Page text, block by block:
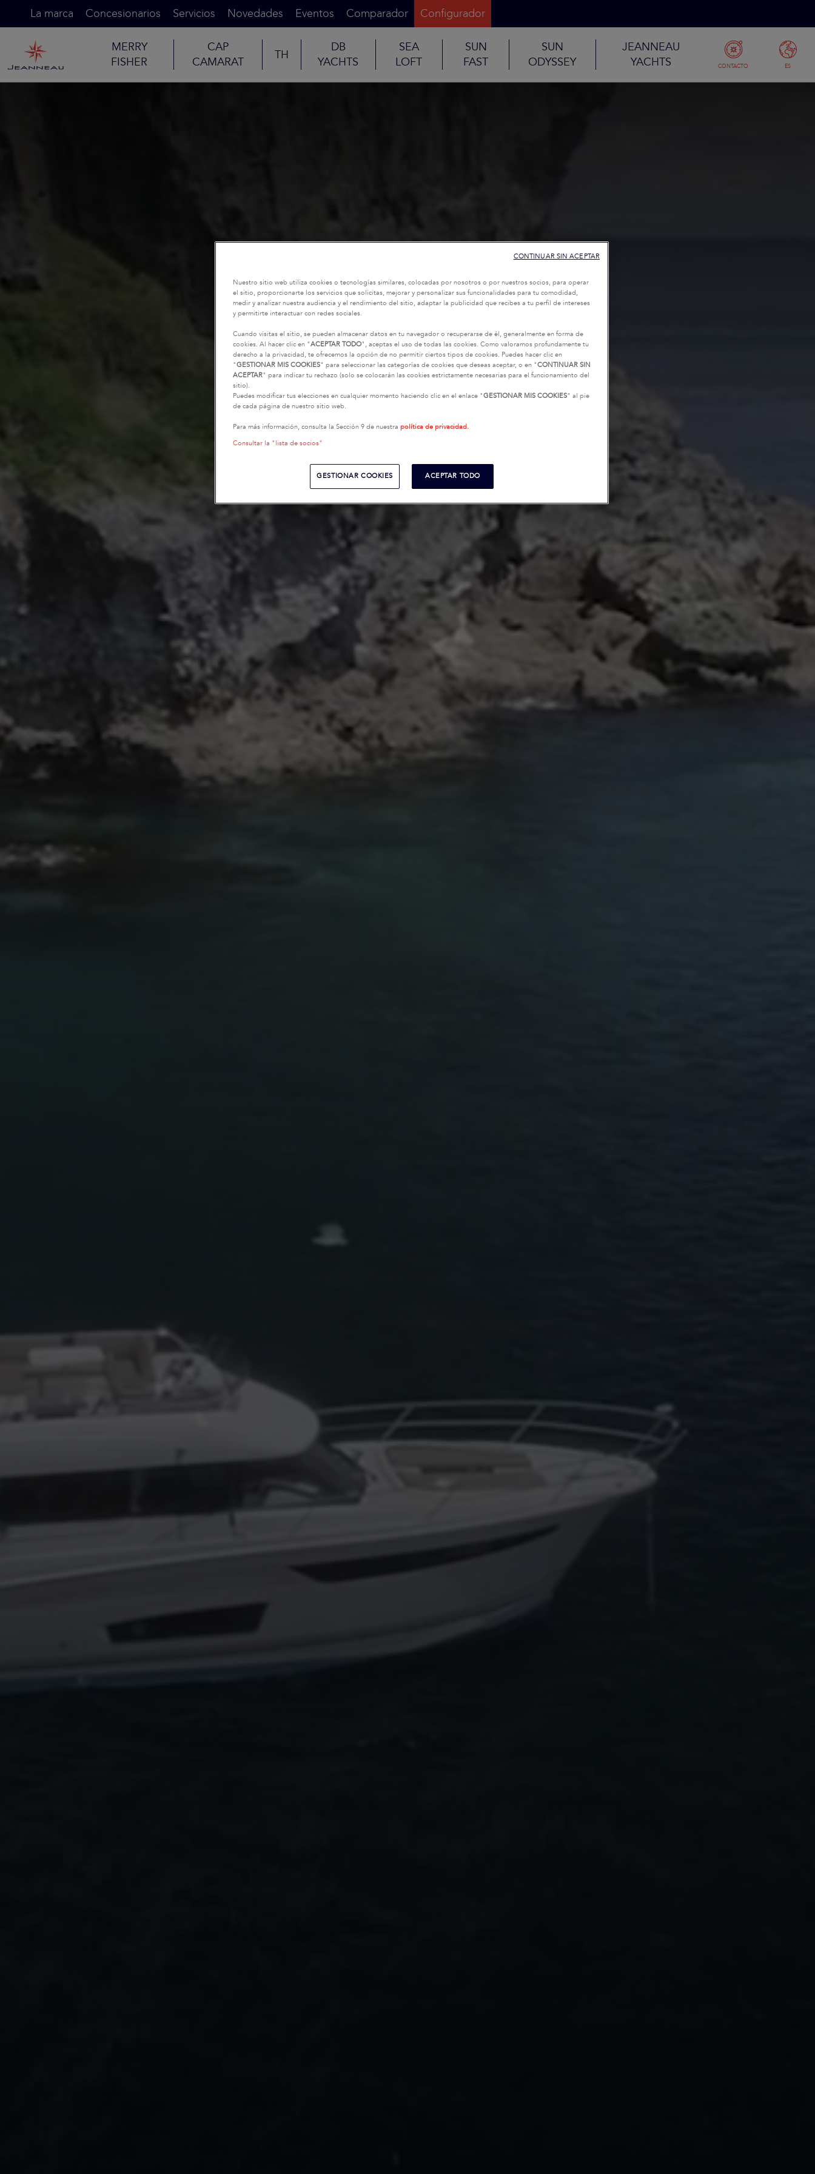
La marca Concesionarios Servicios Novedades Eventos Comparador Configurador
MERRY
FISHER
CAP
CAMARAT
TH
DB
YACHTS
SEA
LOFT
SUN
FAST
SUN
ODYSSEY
JEANNEAU
YACHTS
CONTACTO ES
Nuestro sitio web utiliza cookies o tecnologías similares, colocadas por nosotros o por nuestros socios, para operar
el sitio, proporcionarte los servicios que solicitas, mejorar y personalizar sus funcionalidades para tu comodidad,
medir y analizar nuestra audiencia y el rendimiento del sitio, adaptar la publicidad que recibes a tu perfil de intereses
y permitirte interactuar con redes sociales.
Cuando visitas el sitio, se pueden almacenar datos en tu navegador o recuperarse de él, generalmente en forma de
cookies. Al hacer clic en "ACEPTAR TODO", aceptas el uso de todas las cookies. Como valoramos profundamente tu
derecho a la privacidad, te ofrecemos la opción de no permitir ciertos tipos de cookies. Puedes hacer clic en
"GESTIONAR MIS COOKIES" para seleccionar las categorías de cookies que deseas aceptar, o en "CONTINUAR SIN
ACEPTAR" para indicar tu rechazo (solo se colocarán las cookies estrictamente necesarias para el funcionamiento del
sitio).
Puedes modificar tus elecciones en cualquier momento haciendo clic en el enlace "GESTIONAR MIS COOKIES" al pie
de cada página de nuestro sitio web.
Para más información, consulta la Sección 9 de nuestra política de privacidad.
Consultar la "lista de socios"
GESTIONAR COOKIES ACEPTAR TODO
CONTINUAR SIN ACEPTAR